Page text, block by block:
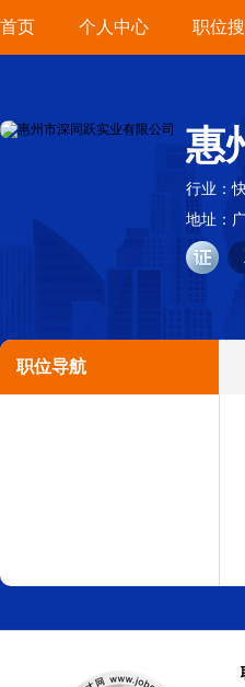
首页 个人中心 职位
惠
行业：
地址：
职位导航